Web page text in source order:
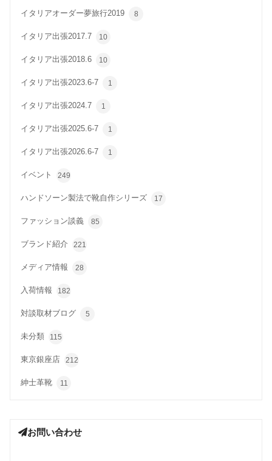
イタリアオーダー夢旅行2019 8
イタリア出張2017.7 10
イタリア出張2018.6 10
イタリア出張2023.6-7 1
イタリア出張2024.7 1
イタリア出張2025.6-7 1
イタリア出張2026.6-7 1
イベント 249
ハンドソーン製法で靴自作シリーズ 17
ファッション談義 85
ブランド紹介 221
メディア情報 28
入荷情報 182
対談取材ブログ 5
未分類 115
東京銀座店 212
紳士革靴 11
お問い合わせ